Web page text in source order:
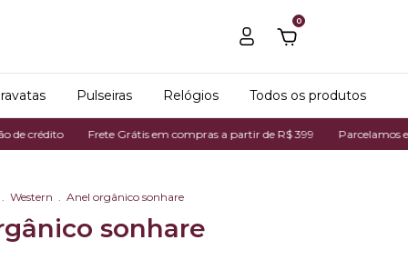
0
Pulseiras Relógios Todos os produtos
Frete Grátis em compras a partir de R$ 399 Parcelamos em até 7x
. Western . Anel orgânico sonhare
sonhare